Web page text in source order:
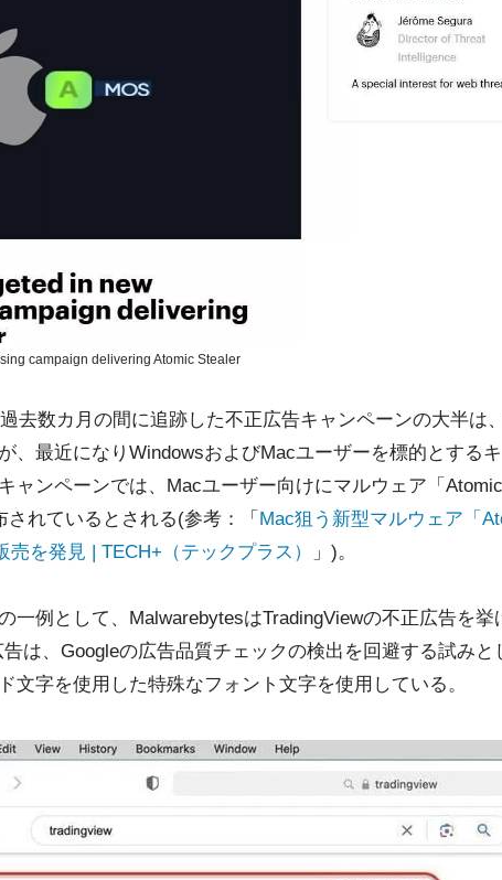
campaign delivering Atomic Stealer
去数カ月の間に追跡した不正広告キャンペーンの大半は
、最近になりWindowsおよびMacユーザーを標的とする
ャンペーンでは、Macユーザー向けにマルウェア「
れているとされる(参考：「 Mac狙う新型マルウェア「
を発見 | TECH+（テックプラス）
」)。
一例として、MalwarebytesはTradingViewの不正広告を挙
は、Googleの広告品質チェックの検出を回避する試みと
文字を使用した特殊なフォント文字を使用している。